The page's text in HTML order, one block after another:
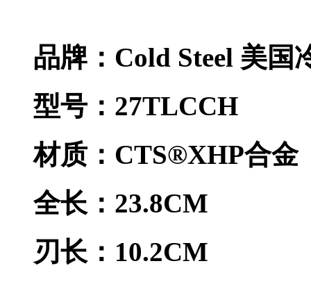
品牌：Cold Steel 美国
型号：27TLCCH
材质：CTS®XHP合金
全长：23.8CM
刃长：10.2CM